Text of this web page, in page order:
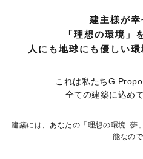
建主様が幸
「理想の環境」
人にも地球にも優しい
これは私たちG
全ての建築に込め
建築には、あなたの「理想の環境=夢
能なので